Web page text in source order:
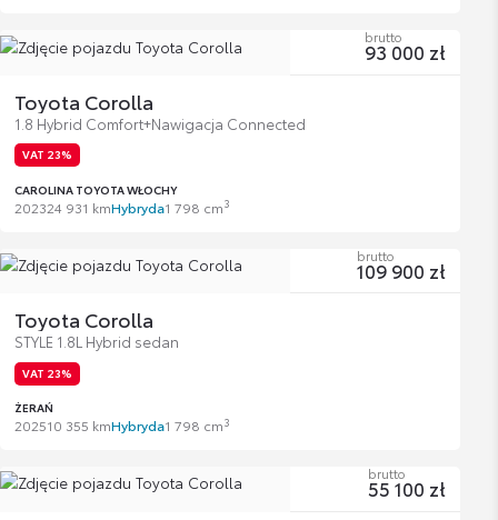
Toyota Corolla
1.8 Hybrid Comfort+Nawigacja Connected
VAT 23%
CAROLINA TOYOTA WŁOCHY
202324 931 kmHybryda1 798 cm3
brutto
93 000 zł
Toyota Corolla
STYLE 1.8L Hybrid sedan
VAT 23%
ŻERAŃ
202510 355 kmHybryda1 798 cm3
brutto
109 900 zł
brutto
55 100 zł